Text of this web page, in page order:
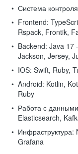
Система
Frontend:
Rspack, Frontik,
Backend: Java 17
Jackson, Jersey,
IOS: Swift, Ruby,
Android: Kotlin,
Ruby
Работа с
Elasticsearch,
Инфраструктура:
Grafana